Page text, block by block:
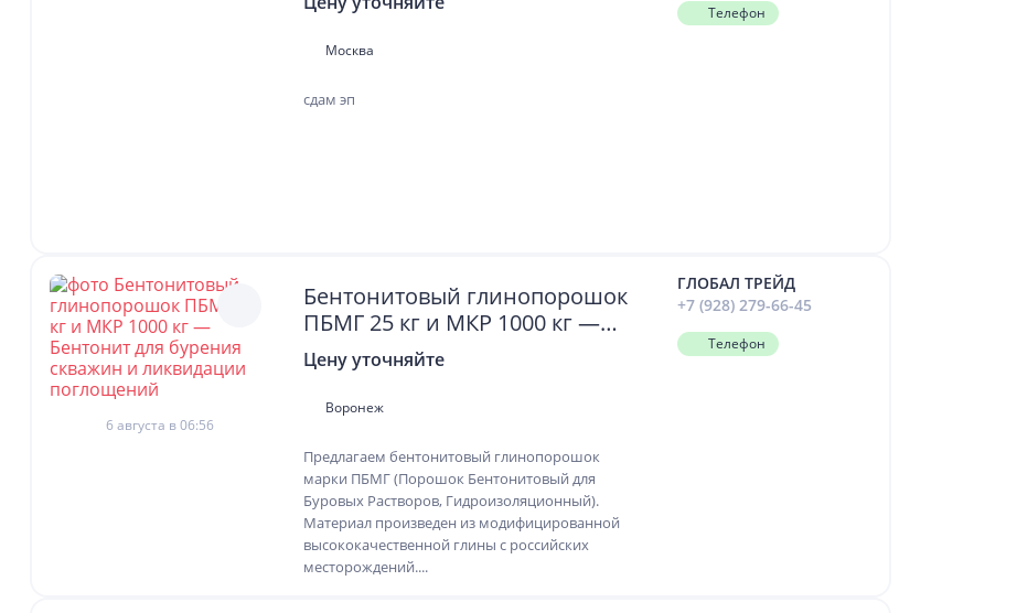
Москва
сдам эп
Телефон
6 августа в 06:56
Бентонитовый глинопорошок
ПБМГ 25 кг и МКР 1000 кг —
Бентонит для бурения скважин
и ликвидации поглощений
Цену уточняйте
Воронеж
Предлагаем бентонитовый глинопорошок
марки ПБМГ (Порошок Бентонитовый для
Буровых Растворов, Гидроизоляционный).
Материал произведен из модифицированной
высококачественной глины с российских
месторождений....
ГЛОБАЛ ТРЕЙД
+7 (928) 279-66-45
Телефон